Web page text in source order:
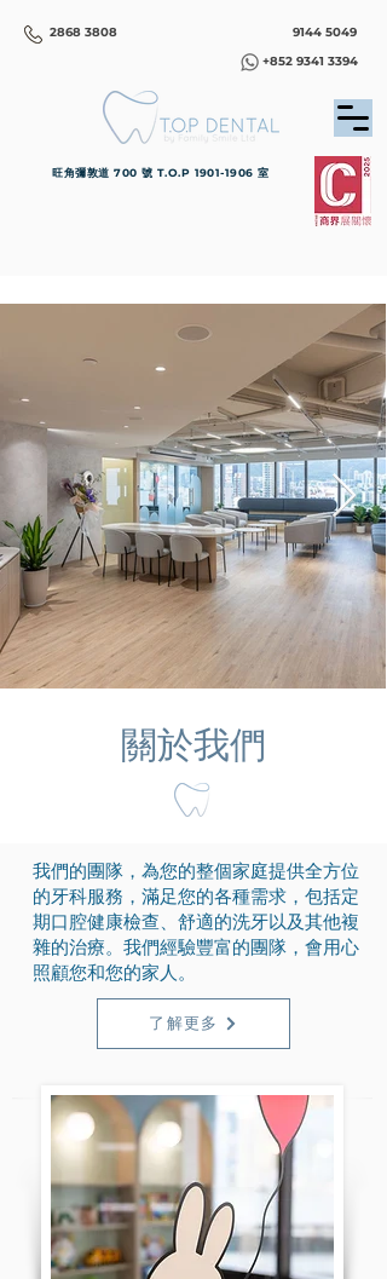
2868 3808
9144 5049
+852 9341 3394
旺角彌敦道 700 號 T.O.P 1901-1906 室
關於我們
我們的團隊，為您的整個家庭提供全方位
的牙科服務，滿足您的各種需求，包括定
期口腔健康檢查、舒適的洗牙以及其他複
雜的治療。我們經驗豐富的團隊，會用心
照顧您和您的家人。
了解更多